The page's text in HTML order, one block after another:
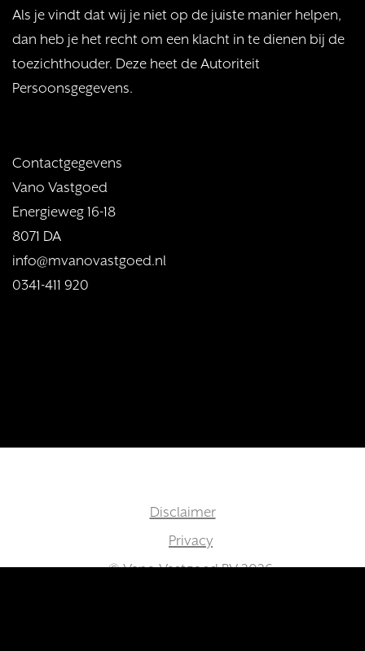
Als je vindt dat wij je niet op de juiste manier helpen,
dan heb je het recht om een klacht in te dienen bij de
toezichthouder. Deze heet de Autoriteit
Persoonsgegevens.
Contactgegevens
Vano Vastgoed
Energieweg 16-18
8071 DA
info@mvanovastgoed.nl
0341-411 920
Disclaimer
Privacy
© Vano Vastgoed BV 2026